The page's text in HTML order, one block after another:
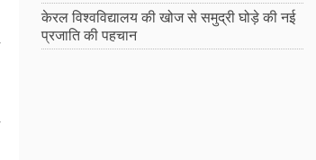
केरल विश्वविद्यालय की खोज से समुद्री घोड़े की नई
प्रजाति की पहचान